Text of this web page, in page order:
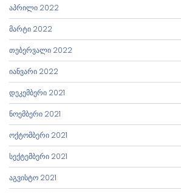
აპრილი 2022
მარტი 2022
თებერვალი 2022
იანვარი 2022
დეკემბერი 2021
ნოემბერი 2021
ოქტომბერი 2021
სექტემბერი 2021
აგვისტო 2021